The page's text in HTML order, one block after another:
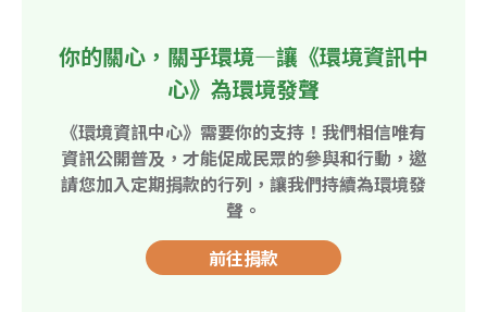
你的關心，關乎環境—讓《環境資訊中
心》為環境發聲
《環境資訊中心》需要你的支持！我們相信唯有
資訊公開普及，才能促成民眾的參與和行動，邀
請您加入定期捐款的行列，讓我們持續為環境發
聲。
前往捐款